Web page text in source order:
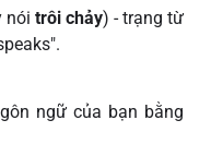
nói trôi chảy) - trạng từ
ngữ của bạn bằng